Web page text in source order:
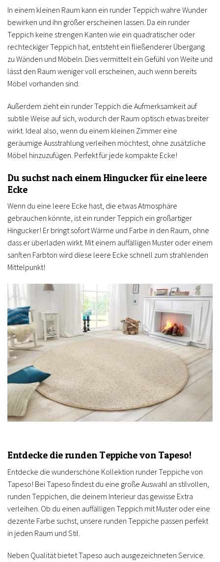
In einem kleinen Raum kann ein runder Teppich wahre Wunder
bewirken und ihn größer erscheinen lassen. Da ein runder
Teppich keine strengen Kanten wie ein quadratischer oder
rechteckiger Teppich hat, entsteht ein fließenderer Übergang
zu Wänden und Möbeln. Dies vermittelt ein Gefühl von Weite und
lässt den Raum weniger voll erscheinen, auch wenn bereits
Möbel vorhanden sind.
Außerdem zieht ein runder Teppich die Aufmerksamkeit auf
subtile Weise auf sich, wodurch der Raum optisch etwas breiter
wirkt. Ideal also, wenn du einem kleinen Zimmer eine
geräumige Ausstrahlung verleihen möchtest, ohne zusätzliche
Möbel hinzuzufügen. Perfekt für jede kompakte Ecke!
Du suchst nach einem Hingucker für eine leere
Ecke
Wenn du eine leere Ecke hast, die etwas Atmosphäre
gebrauchen könnte, ist ein runder Teppich ein großartiger
Hingucker! Er bringt sofort Wärme und Farbe in den Raum, ohne
dass er überladen wirkt. Mit einem auffälligen Muster oder einem
sanften Farbton wird diese leere Ecke schnell zum strahlenden
Mittelpunkt!
Entdecke die runden Teppiche von Tapeso!
Entdecke die wunderschöne Kollektion runder Teppiche von
Tapeso! Bei Tapeso findest du eine große Auswahl an stilvollen,
runden Teppichen, die deinem Interieur das gewisse Extra
verleihen. Ob du einen auffälligen Teppich mit Muster oder eine
dezente Farbe suchst, unsere runden Teppiche passen perfekt
in jeden Raum und Stil.
Neben Qualität bietet Tapeso auch ausgezeichneten Service.